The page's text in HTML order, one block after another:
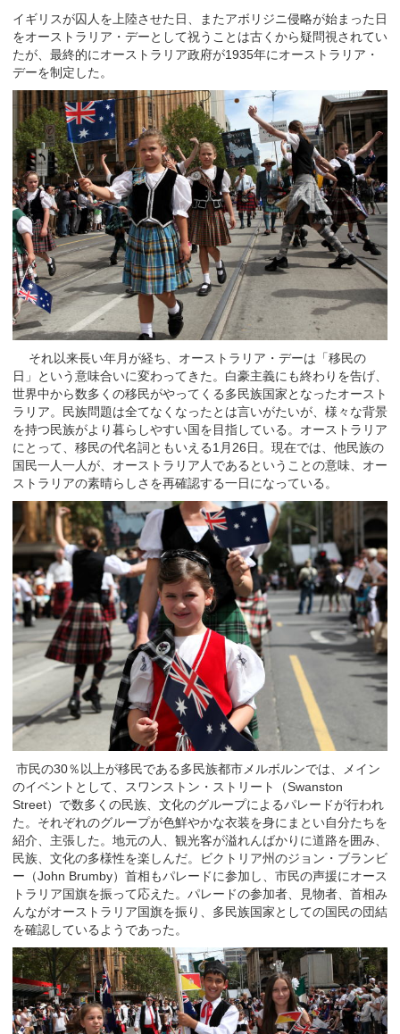
イギリスが囚人を上陸させた日、またアボリジニ侵略が始まった日
をオーストラリア・デーとして祝うことは古くから疑問視されてい
たが、最終的にオーストラリア政府が1935年にオーストラリア・
デーを制定した。
それ以来長い年月が経ち、オーストラリア・デーは「移民の
日」という意味合いに変わってきた。白豪主義にも終わりを告げ、
世界中から数多くの移民がやってくる多民族国家となったオースト
ラリア。民族問題は全てなくなったとは言いがたいが、様々な背景
を持つ民族がより暮らしやすい国を目指している。オーストラリア
にとって、移民の代名詞ともいえる1月26日。現在では、他民族の
国民一人一人が、オーストラリア人であるということの意味、オー
ストラリアの素晴らしさを再確認する一日になっている。
市民の30％以上が移民である多民族都市メルボルンでは、メイン
のイベントとして、スワンストン・ストリート（Swanston
Street）で数多くの民族、文化のグループによるパレードが行われ
た。それぞれのグループが色鮮やかな衣装を身にまとい自分たちを
紹介、主張した。地元の人、観光客が溢れんばかりに道路を囲み、
民族、文化の多様性を楽しんだ。ビクトリア州のジョン・ブランビ
ー（John Brumby）首相もパレードに参加し、市民の声援にオース
トラリア国旗を振って応えた。パレードの参加者、見物者、首相み
んながオーストラリア国旗を振り、多民族国家としての国民の団結
を確認しているようであった。